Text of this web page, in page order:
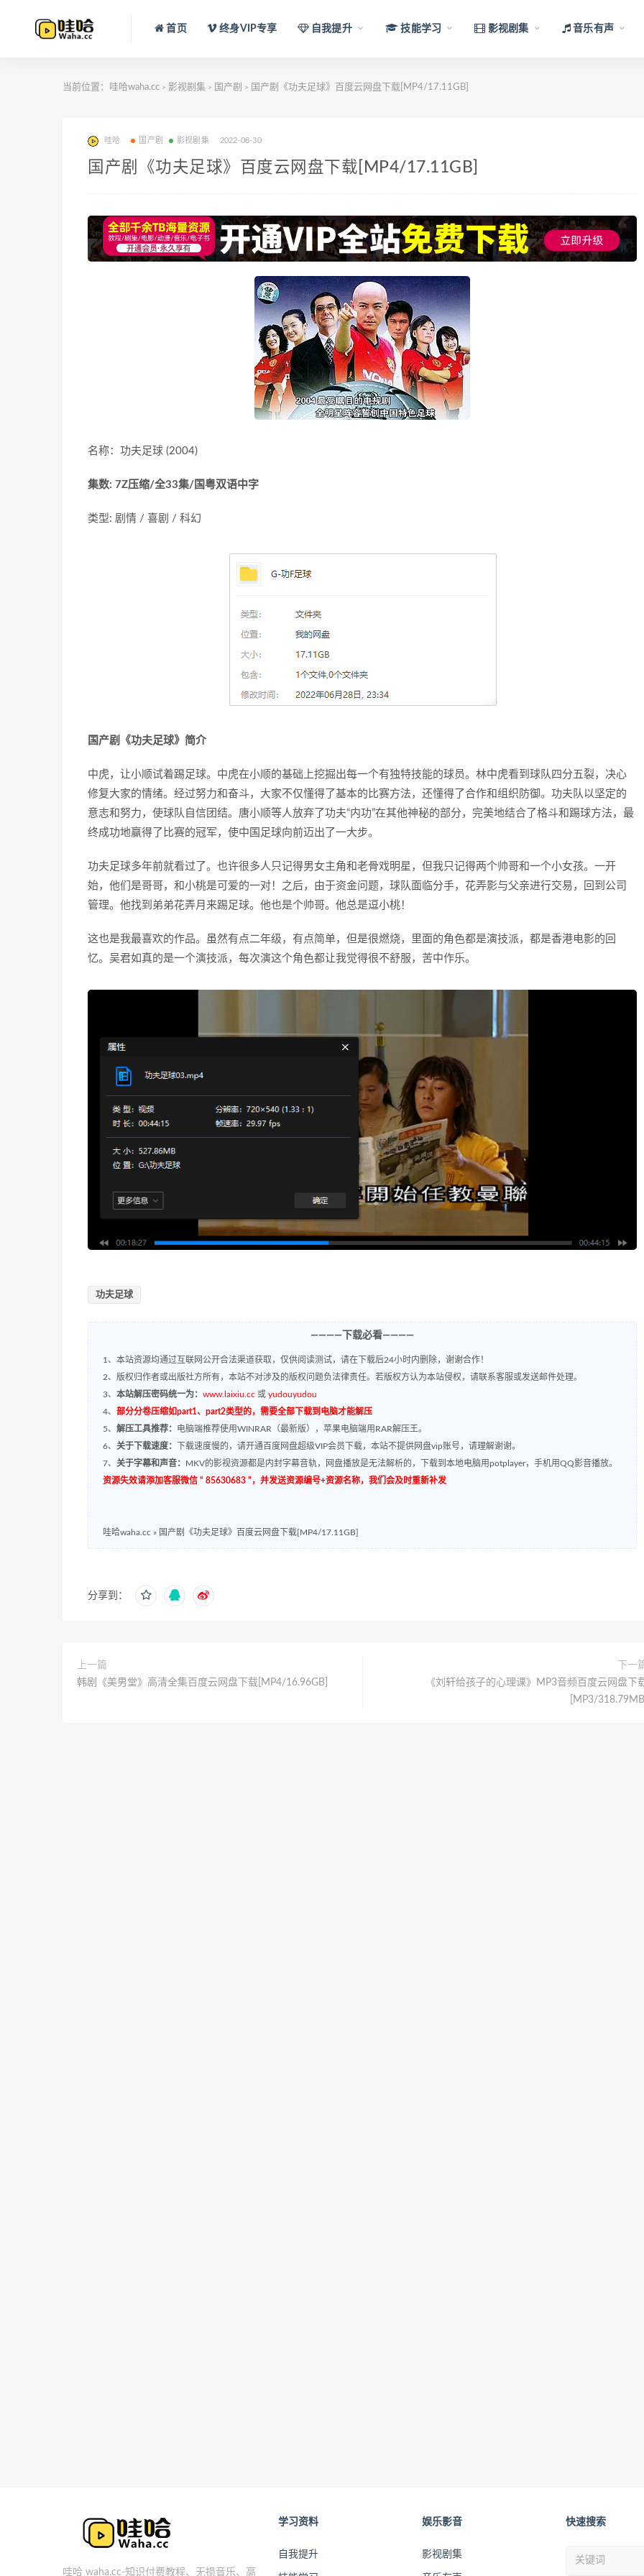
首页 终身VIP专享 自我提升 技能学习 影视剧集 音乐有声
当前位置： 哇哈waha.cc > 影视剧集 > 国产剧 > 国产剧《功夫足球》百度云网盘下载[MP4/17.11GB]
哇哈 国产剧 影视剧集 2022-08-30
国产剧《功夫足球》百度云网盘下载[MP4/17.11GB]
名称：功夫足球 (2004)
集数: 7Z压缩/全33集/国粤双语中字
类型: 剧情 / 喜剧 / 科幻
国产剧《功夫足球》简介
中虎，让小顺试着踢足球。中虎在小顺的基础上挖掘出每一个有独特技能的球员。林中虎看到球队四分五裂，决心
修复大家的情绪。经过努力和奋斗，大家不仅懂得了基本的比赛方法，还懂得了合作和组织防御。功夫队以坚定的
意志和努力，使球队自信团结。唐小顺等人放弃了功夫“内功”在其他神秘的部分，完美地结合了格斗和踢球方法，最
终成功地赢得了比赛的冠军，使中国足球向前迈出了一大步。
功夫足球多年前就看过了。也许很多人只记得男女主角和老骨戏明星，但我只记得两个帅哥和一个小女孩。一开
始，他们是哥哥，和小桃是可爱的一对！之后，由于资金问题，球队面临分手，花弄影与父亲进行交易，回到公司
管理。他找到弟弟花弄月来踢足球。他也是个帅哥。他总是逗小桃！
这也是我最喜欢的作品。虽然有点二年级，有点简单，但是很燃烧，里面的角色都是演技派，都是香港电影的回
忆。吴君如真的是一个演技派，每次演这个角色都让我觉得很不舒服，苦中作乐。
功夫足球
————下载必看————
1、本站资源均通过互联网公开合法渠道获取，仅供阅读测试，请在下载后24小时内删除，谢谢合作！
2、版权归作者或出版社方所有，本站不对涉及的版权问题负法律责任。若版权方认为本站侵权，请联系客服或发送邮件处理。
3、 本站解压密码统一为： www.laixiu.cc 或 yudouyudou
4、 部分分卷压缩如part1、part2类型的，需要全部下载到电脑才能解压
5、 解压工具推荐： 电脑端推荐使用WINRAR（最新版），苹果电脑端用RAR解压王。
6、 关于下载速度：
下载速度慢的，请开通百度网盘超级VIP会员下载，本站不提供网盘vip账号，请理解谢谢。
7、 关于字幕和声音：
MKV的影视资源都是内封字幕音轨，网盘播放是无法解析的，下载到本地电脑用potplayer，手机用QQ影音播放。
资源失效请添加客服微信 “ 85630683 ”，并发送资源编号+资源名称，我们会及时重新补发
哇哈waha.cc » 国产剧《功夫足球》百度云网盘下载[MP4/17.11GB]
分享到：
上一篇
韩剧《美男堂》高清全集百度云网盘下载[MP4/16.96GB]
下一
《刘轩给孩子的心理课》MP3音频百度云网盘下
[MP3/
哇哈 waha.cc-知识付费教程、无损音乐、高
学习资料
自我提升
娱乐影音
影视剧集
快速搜索